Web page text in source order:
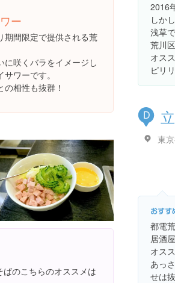
ー
期間限定で提供される荒
に咲くバラをイメージし
ワーです。
の相性も抜群！
2016
しか
浅草
荒川
オス
ピリ
D
東
都電
居酒
オス
あっ
せは
のこちらのオススメは